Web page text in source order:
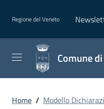
Regione del Veneto
Comune
Home / Modello